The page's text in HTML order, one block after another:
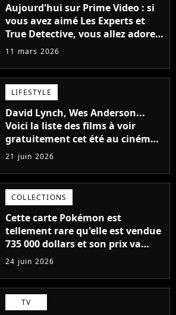
Aujourd'hui sur Prime Video : si
vous avez aimé Les Experts et
True Detective, vous allez adorer
cette nouvelle série visionnable
11 mars 2026
LIFESTYLE
David Lynch, Wes Anderson...
Voici la liste des films à voir
gratuitement cet été au cinéma
en plein air de La Villette
21 juin 2026
COLLECTIONS
Cette carte Pokémon est
tellement rare qu'elle est vendue
735 000 dollars et son prix va
encore augmenter
24 juin 2026
TV